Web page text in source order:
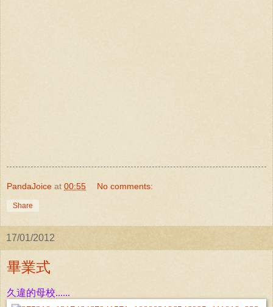
PandaJoice at 00:55 No comments:
Share
17/01/2012
畢業式
久違的母校......